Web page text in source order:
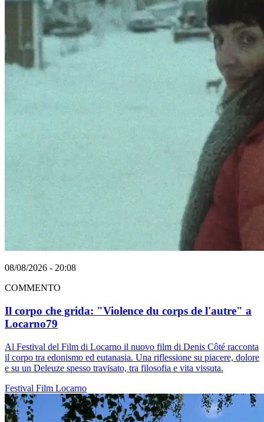
08/08/2026 - 20:08
COMMENTO
Il corpo che grida: "Violence du corps de l'autre" a
Locarno79
Al Festival del Film di Locarno il nuovo film di Denis Côté racconta
il corpo tra edonismo ed eutanasia. Una riflessione su piacere, dolore
e su un Deleuze spesso travisato, tra filosofia e vita vissuta.
Festival Film Locarno